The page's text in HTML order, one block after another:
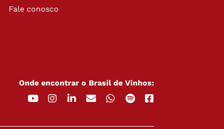
Fale conosco
Onde encontrar o Brasil de Vinhos: